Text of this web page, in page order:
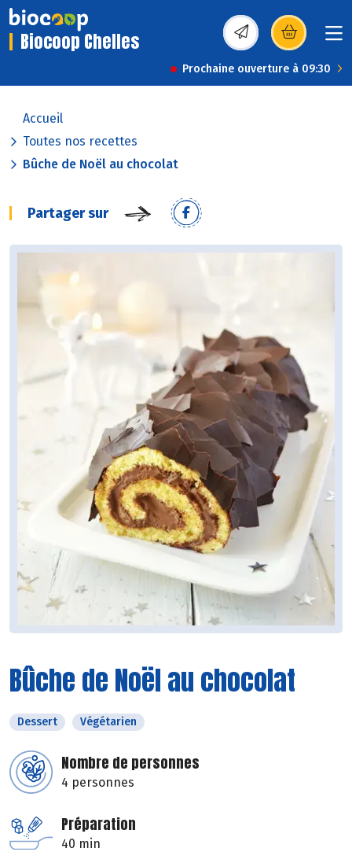
Biocoop Chelles (s’ouvre dans une
Prochaine ouverture à 09:30
Accueil
Toutes nos recettes
Bûche de Noël au chocolat
Partager sur
Bûche de Noël au chocolat
Dessert Végétarien
Nombre de personnes
4 personnes
Préparation
40 min